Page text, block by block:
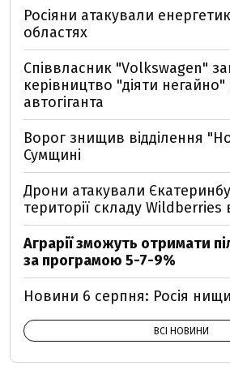
Росіяни атакували
областях
Співвласник "Volkswagen"
керівництво "діяти негайно"
автогіганта
Ворог знищив відділення
Сумщині
Дрони атакували
території складу
Аграрії зможуть отримати
за програмою 5-7-9%
Новини 6 серпня: Росія
ВСІ НОВИНИ